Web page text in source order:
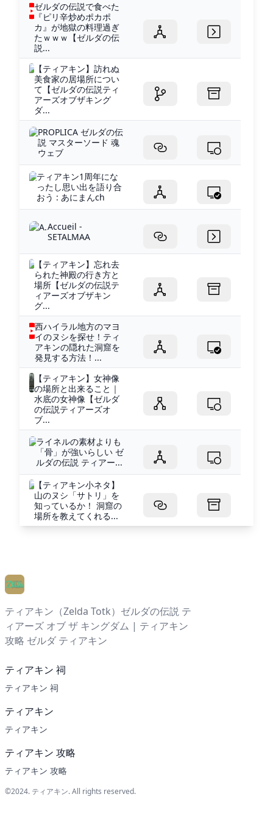
ゼルダの伝説で食べた
『ピリ辛炒めポカポ
カ』が地獄の料理過ぎ
たｗｗｗ【ゼルダの伝
説...
【ティアキン】訪れぬ
美食家の居場所につい
て【ゼルダの伝説ティ
アーズオブザキング
ダ...
PROPLICA ゼルダの伝
説 マスターソード 魂
ウェブ
ティアキン1周年にな
ったし思い出を語り合
おう : あにまんch
Accueil -
SETALMAA
【ティアキン】忘れ去
られた神殿の行き方と
場所【ゼルダの伝説テ
ィアーズオブザキン
グ...
西ハイラル地方のマヨ
イのヌシを探せ！ティ
アキンの隠れた洞窟を
発見する方法！...
【ティアキン】女神像
の場所と出来ること｜
水底の女神像【ゼルダ
の伝説ティアーズオ
ブ...
ライネルの素材よりも
「骨」が強いらしい ゼ
ルダの伝説 ティアー...
【ティアキン小ネタ】
山のヌシ「サトリ」を
知っているか！ 洞窟の
場所を教えてくれる...
ティアキン（Zelda Totk）ゼルダの伝説 テ
ィアーズ オブ ザ キングダム | ティアキン
攻略 ゼルダ ティアキン
ティアキン 祠
ティアキン 祠
ティアキン
ティアキン
ティアキン 攻略
ティアキン 攻略
©2024. ティアキン. All rights reserved.